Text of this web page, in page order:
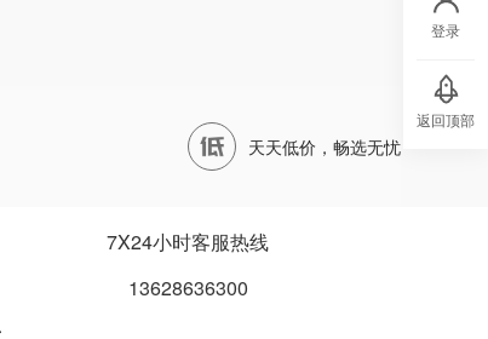
天天低价，畅选无忧
7X24小时客服热线
13628636300
登录
返回顶部